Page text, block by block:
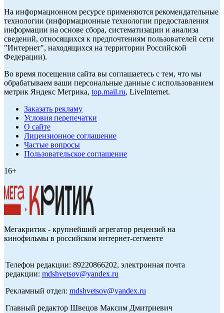
На информационном ресурсе применяются рекомендательные
технологии (информационные технологии предоставления
информации на основе сбора, систематизации и анализа
сведений, относящихся к предпочтениям пользователей сети
"Интернет", находящихся на территории Российской
Федерации).
Во время посещения сайта вы соглашаетесь с тем, что мы
обрабатываем ваши персональные данные с использованием
метрик Яндекс Метрика, top.mail.ru, LiveInternet.
Заказать рекламу
Условия перепечатки
О сайте
Лицензионное соглашение
Частые вопросы
Пользовательское соглашение
16+
Мегакритик - крупнейший агрегатор рецензий на
кинофильмы в российском интернет-сегменте
Телефон редакции: 89220866202, электронная почта
редакции: mdshvetsov@yandex.ru
Рекламный отдел: mdshvetsov@yandex.ru
Главный редактор Швецов Максим Дмитриевич